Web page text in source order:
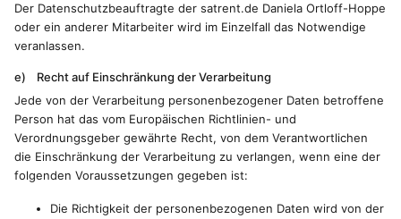
Der Datenschutzbeauftragte der satrent.de Daniela Ortloff-Hoppe
oder ein anderer Mitarbeiter wird im Einzelfall das Notwendige
veranlassen.
e) Recht auf Einschränkung der Verarbeitung
Jede von der Verarbeitung personenbezogener Daten betroffene
Person hat das vom Europäischen Richtlinien- und
Verordnungsgeber gewährte Recht, von dem Verantwortlichen
die Einschränkung der Verarbeitung zu verlangen, wenn eine der
folgenden Voraussetzungen gegeben ist:
Die Richtigkeit der personenbezogenen Daten wird von der